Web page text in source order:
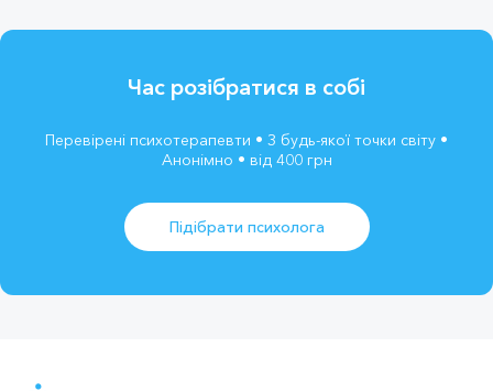
Час розібратися в собі
Перевірені психотерапевти • З будь-якої точки світу •
Анонімно • від 400 грн
Підібрати психолога